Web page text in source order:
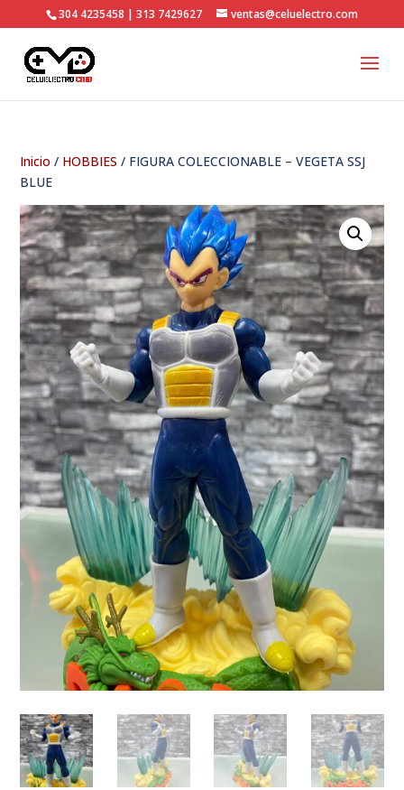
304 4235458 | 313 7429627 ventas@celuelectro.com
Inicio / HOBBIES / FIGURA COLECCIONABLE – VEGETA SSJ
BLUE